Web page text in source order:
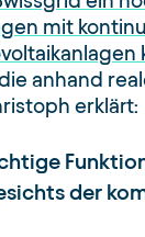
mit
anhand
erklärt:
der